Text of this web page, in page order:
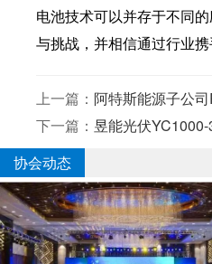
电池技术可以并存于不同
与挑战，并相信通过行业
上一篇： 阿特斯能源子公
下一篇： 昱能光伏
协会动态